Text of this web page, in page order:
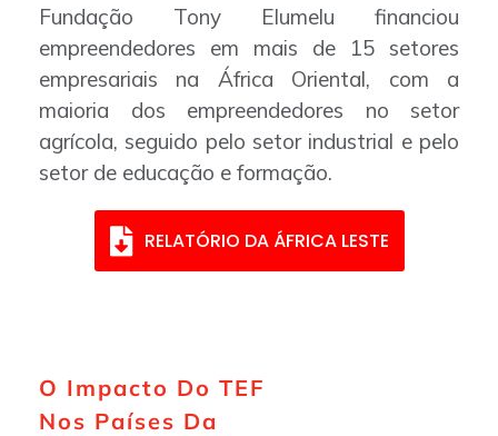
Fundação Tony Elumelu financiou
empreendedores em mais de 15 setores
empresariais na África Oriental, com a
maioria dos empreendedores no setor
agrícola, seguido pelo setor industrial e pelo
setor de educação e formação.
RELATÓRIO DA ÁFRICA LESTE
O Impacto Do TEF
Nos Países Da